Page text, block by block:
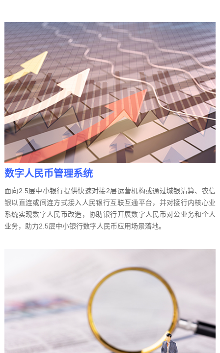
数字人民币管理系统
面向2.5层中小银行提供快速对接2层运营机构或通过城银清算、农信
银以直连或间连方式接入人民银行互联互通平台，并对接行内核心业
系统实现数字人民币改造，协助银行开展数字人民币对公业务和个人
业务，助力2.5层中小银行数字人民币应用场景落地。